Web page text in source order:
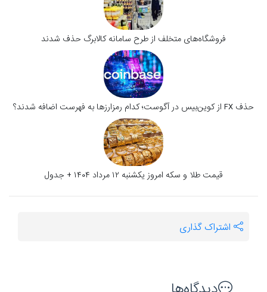
فروشگاه‌های متخلف از طرح سامانه کالابرگ حذف شدند
حذف FX از کوین‌بیس در آگوست؛ کدام رمزارزها به فهرست اضافه شدند؟
قیمت طلا و سکه امروز یکشنبه ۱۲ مرداد ۱۴۰۴ + جدول
اشتراک گذاری